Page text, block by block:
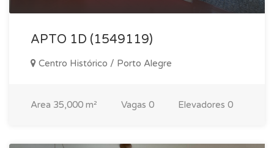
APTO 1D (1549119)
Centro Histórico / Porto Alegre
Area 35,000 m² Vagas 0 Elevadores 0